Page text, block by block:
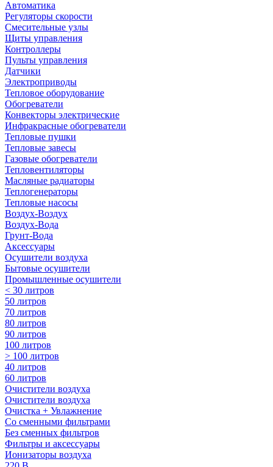
Автоматика
Регуляторы скорости
Смесительные узлы
Щиты управления
Контроллеры
Пульты управления
Датчики
Электроприводы
Тепловое оборудование
Обогреватели
Конвекторы электрические
Инфракрасные обогреватели
Тепловые пушки
Тепловые завесы
Газовые обогреватели
Тепловентиляторы
Масляные радиаторы
Теплогенераторы
Тепловые насосы
Воздух-Воздух
Воздух-Вода
Грунт-Вода
Аксессуары
Осушители воздуха
Бытовые осушители
Промышленные осушители
< 30 литров
50 литров
70 литров
80 литров
90 литров
100 литров
> 100 литров
40 литров
60 литров
Очистители воздуха
Очистители воздуха
Очистка + Увлажнение
Cо сменными фильтрами
Без сменных фильтров
Фильтры и аксессуары
Ионизаторы воздуха